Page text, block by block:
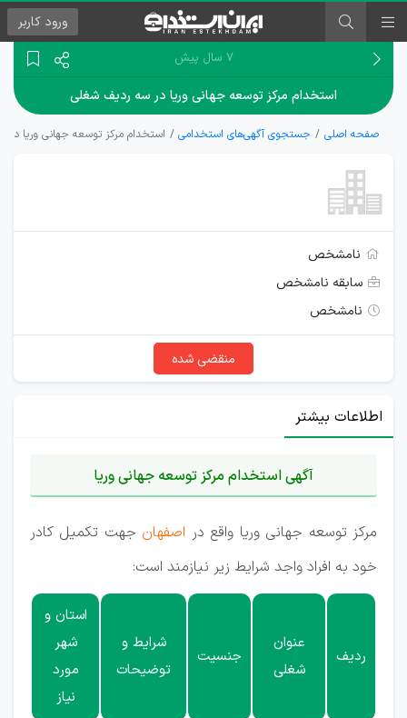
ورود کاربر
۷ سال پیش
استخدام مرکز توسعه جهانی وریا در سه ردیف شغلی
صفحه اصلی جستجوی آگهی‌های استخدامی استخدام مرکز توسعه جهانی وریا
نامشخص
سابقه نامشخص
نامشخص
منقضی شده
اطلاعات بیشتر
آگهی استخدام مرکز توسعه جهانی وریا
مرکز توسعه جهانی وریا واقع در اصفهان جهت تکمیل کادر
خود به افراد واجد شرایط زیر نیازمند است:
ردیف
عنوان
شغلی
جنسیت
شرایط و
توضیحات
استان و
شهر
مورد
نیاز